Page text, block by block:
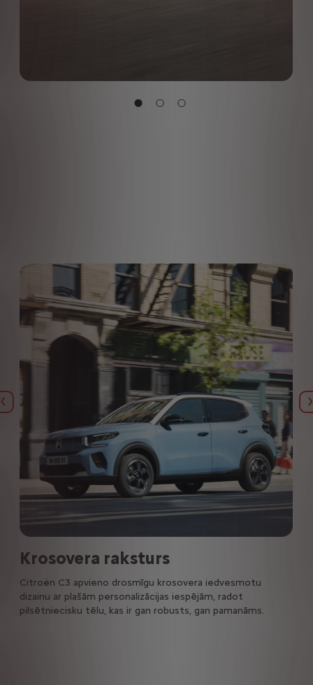
Iepriekšējais
Krosovera raksturs
Citroën C3 apvieno drosmīgu krosovera iedvesmotu
dizainu ar plašām personalizācijas iespējām, radot
pilsētniecisku tēlu, kas ir gan robusts, gan pamanāms.